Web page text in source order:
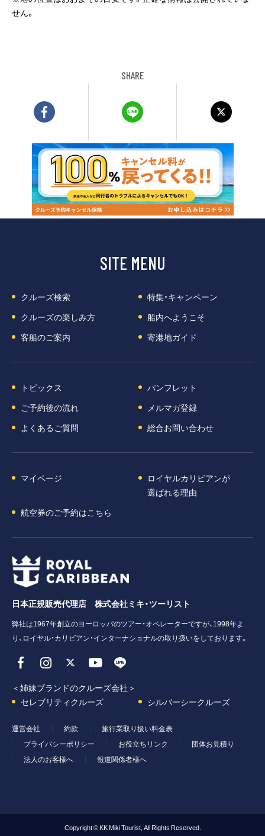
せん。
SHARE
SITE MENU
クルーズ検索
特集・キャンペーン
クルーズの楽しみ方
船内へようこそ
客船のご案内
寄港地ガイド
トピックス
パンフレット
ご予約後の流れ
メルマガ登録
よくあるご質問
総合お問い合わせ
マイページ
ロイヤルカリビアンが
選ばれる理由
航空券のご予約はこちら
日本正規販売代理店 株式会社ミキ・ツーリスト
弊社は1967年創立のヨーロッパのツアー・オペレーターですが、1998年よ
り、ロイヤル・カリビアン・インターナショナルの取り扱いをしております。
＜姉妹ブランドのクルーズ会社＞
セレブリティクルーズ
シルバーシークルーズ
運営会社 約款
旅行業取り扱い料金表
プライバシーポリシー
お役立ちリンク
団体お見積り
法人のお客様へ
報道関係者様へ
Copyright © KK Miki Tourist, All Rights Reserved.